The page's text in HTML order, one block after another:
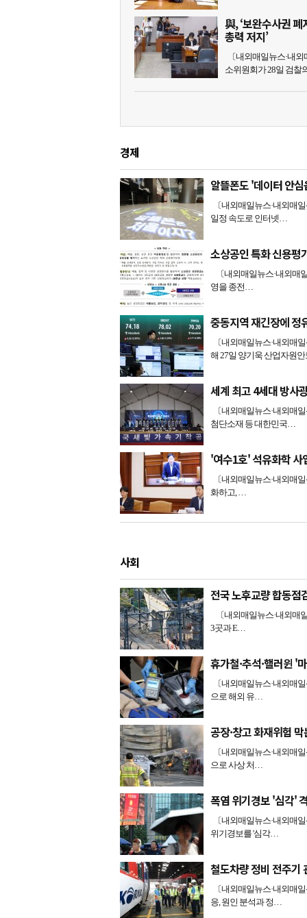
與, ‘보완수사권
총력 저지’
〔내외매일뉴스·내
소위원회가 28일 검
경제
알뜰폰도 '데이터 안
〔내외매일뉴스·내외매
일정 속도로 인터넷…
소상공인 특화 신용평
〔내외매일뉴스·내외매
영을 종전…
중동지역 재긴장에 정
〔내외매일뉴스·내외매
해 27일 양기욱 산업자원
세계 최고 4세대 방사
〔내외매일뉴스·내외매
첨단소재 등 대한민국…
'여수1호' 석유화학
〔내외매일뉴스·내외매
화하고, …
사회
전국 노후교량 합동점
〔내외매일뉴스·내외매
3곳과 E…
휴가철·추석·핼러윈 '
〔내외매일뉴스·내외매
으로 해외 유…
공장·창고 화재위험
〔내외매일뉴스·내외매
으로 사상 처…
폭염 위기경보 '심각'
〔내외매일뉴스·내외매
위기경보를 '심각…
철도차량 정비 전주
〔내외매일뉴스·내외매
응, 원인 분석과 정…